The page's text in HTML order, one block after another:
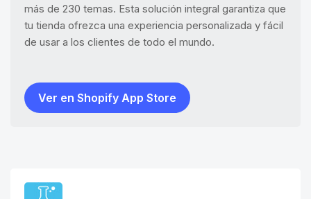
más de 230 temas. Esta solución integral garantiza que
tu tienda ofrezca una experiencia personalizada y fácil
de usar a los clientes de todo el mundo.
Ver en Shopify App Store